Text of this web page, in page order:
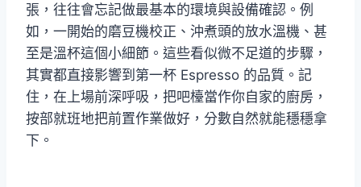
張，往往會忘記做最基本的環境與設備確認。例
如，一開始的磨豆機校正、沖煮頭的放水溫機、甚
至是溫杯這個小細節。這些看似微不足道的步驟，
其實都直接影響到第一杯 Espresso 的品質。記
住，在上場前深呼吸，把吧檯當作你自家的廚房，
按部就班地把前置作業做好，分數自然就能穩穩拿
下。